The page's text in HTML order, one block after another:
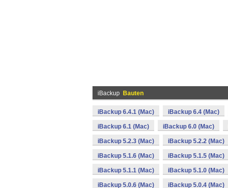
iBackup Bauten
iBackup 6.4.1 (Mac) iBackup 6.4 (Mac)
iBackup 6.1 (Mac) iBackup 6.0 (Mac)
iBackup 5.2.3 (Mac) iBackup 5.2.2 (Mac)
iBackup 5.1.6 (Mac) iBackup 5.1.5 (Mac)
iBackup 5.1.1 (Mac) iBackup 5.1.0 (Mac)
iBackup 5.0.6 (Mac) iBackup 5.0.4 (Mac)